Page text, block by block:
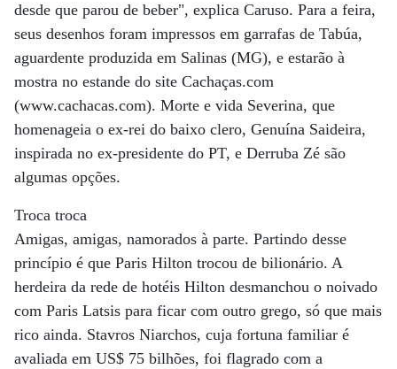
desde que parou de beber", explica Caruso. Para a feira,
seus desenhos foram impressos em garrafas de Tabúa,
aguardente produzida em Salinas (MG), e estarão à
mostra no estande do site Cachaças.com
(www.cachacas.com). Morte e vida Severina, que
homenageia o ex-rei do baixo clero, Genuína Saideira,
inspirada no ex-presidente do PT, e Derruba Zé são
algumas opções.
Troca troca
Amigas, amigas, namorados à parte. Partindo desse
princípio é que Paris Hilton trocou de bilionário. A
herdeira da rede de hotéis Hilton desmanchou o noivado
com Paris Latsis para ficar com outro grego, só que mais
rico ainda. Stavros Niarchos, cuja fortuna familiar é
avaliada em US$ 75 bilhões, foi flagrado com a